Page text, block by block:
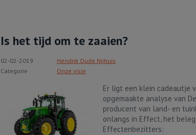
Is het tijd om te zaaien?
02-02-2019
Hendrik Oude Nijhuis
Categorie
Onze visie
Er ligt een klein cadeautje
opgemaakte analyse van
producent van land- en
onlangs in Effect, het
Effectenbezitters: